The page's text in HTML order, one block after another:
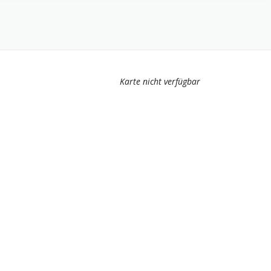
Karte nicht verfügbar